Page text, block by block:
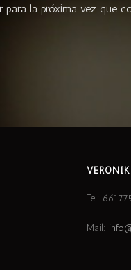
la próxima vez que
Tel:
Mail: